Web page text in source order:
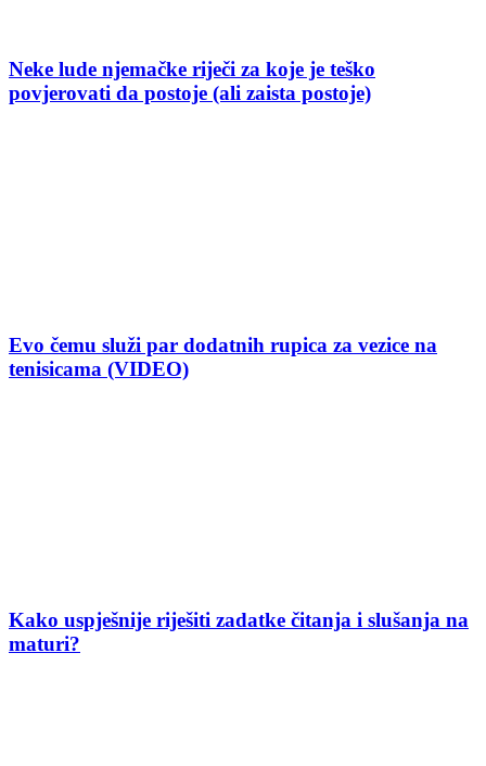
Neke lude njemačke riječi za koje je teško
povjerovati da postoje (ali zaista postoje)
Evo čemu služi par dodatnih rupica za vezice na
tenisicama (VIDEO)
Kako uspješnije riješiti zadatke čitanja i slušanja na
maturi?